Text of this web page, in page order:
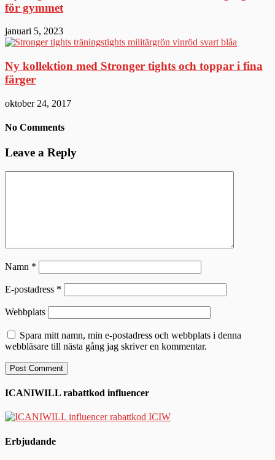
för gymmet
januari 5, 2023
Ny kollektion med Stronger tights och toppar i fina
färger
oktober 24, 2017
No Comments
Leave a Reply
Namn *
E-postadress *
Webbplats
Spara mitt namn, min e-postadress och webbplats i denna
webbläsare till nästa gång jag skriver en kommentar.
ICANIWILL rabattkod influencer
Erbjudande